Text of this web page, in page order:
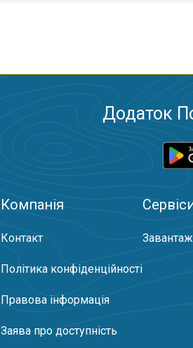
Додаток
Компанія
Контакт
Політика конфіденційності
Правова інформація
Заява про доступність